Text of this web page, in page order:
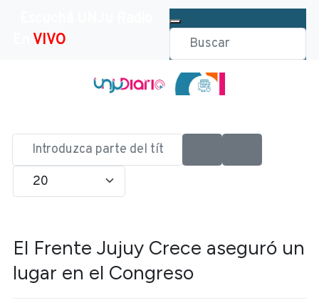
VIVO
Introduzca
parte
título
Cantidad
El Frente Jujuy Crece aseguró un
lugar en el Congreso